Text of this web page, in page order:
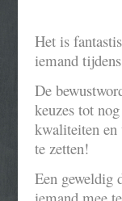
Het is
iemand
De
keuzes tot
kwaliteiten en
te zetten!
Een geweldig